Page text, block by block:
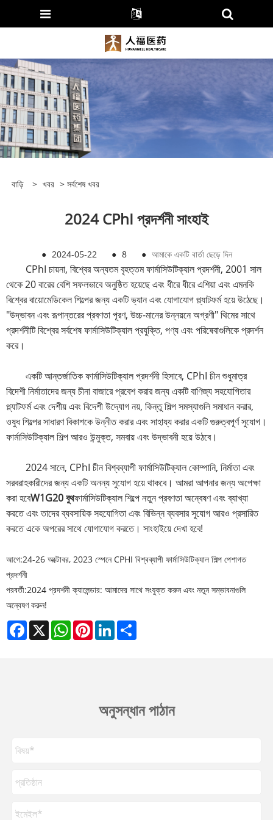
বাড়ি > খবর > সর্বশেষ খবর
2024 CPhI প্রদর্শনী সাংহাই
● 2024-05-22 ● 8 ● আমাকে একটি বার্তা ছেড়ে দিন
CPhI চায়না, বিশ্বের অন্যতম বৃহত্তম ফার্মাসিউটিক্যাল প্রদর্শনী, 2001 সাল
থেকে 20 বারের বেশি সফলভাবে অনুষ্ঠিত হয়েছে এবং ধীরে ধীরে এশিয়া এবং এমনকি
বিশ্বের বায়োমেডিকেল শিল্পের জন্য একটি ভ্যান এবং যোগাযোগ প্ল্যাটফর্ম হয়ে উঠেছে।
"উদ্ভাবন এবং রূপান্তরের প্রবণতা পূরণ, উচ্চ-মানের উন্নয়নে অগ্রণী" থিমের সাথে
প্রদর্শনীটি বিশ্বের সর্বশেষ ফার্মাসিউটিক্যাল প্রযুক্তি, পণ্য এবং পরিষেবাগুলিকে প্রদর্শন
করে।
একটি আন্তর্জাতিক ফার্মাসিউটিক্যাল প্রদর্শনী হিসাবে, CPhI চীন শুধুমাত্র
বিদেশী নির্মাতাদের জন্য চীনা বাজারে প্রবেশ করার জন্য একটি বাণিজ্য সহযোগিতার
প্ল্যাটফর্ম এবং দেশীয় এবং বিদেশী উদ্যোগ নয়, কিন্তু শিল্প সমস্যাগুলি সমাধান করার,
ওষুধ শিল্পের সাধারণ বিকাশকে উন্নীত করার এবং সাহায্য করার একটি গুরুত্বপূর্ণ সুযোগ।
ফার্মাসিউটিক্যাল শিল্প আরও উন্মুক্ত, সমবায় এবং উদ্ভাবনী হয়ে উঠবে।
2024 সালে, CPhI চীন বিশ্বব্যাপী ফার্মাসিউটিক্যাল কোম্পানি, নির্মাতা এবং
সরবরাহকারীদের জন্য একটি অনন্য সুযোগ হয়ে থাকবে। আমরা আপনার জন্য অপেক্ষা
করা হবেW1G20 বুথফার্মাসিউটিক্যাল শিল্পে নতুন প্রবণতা অন্বেষণ এবং ব্যাখ্যা
করতে এবং তাদের ব্যবসায়িক সহযোগিতা এবং বিভিন্ন ব্যবসার সুযোগ আরও প্রসারিত
করতে একে অপরের সাথে যোগাযোগ করতে। সাংহাইয়ে দেখা হবে!
আগে:24-26 অক্টোবর, 2023 স্পেনে CPHI বিশ্বব্যাপী ফার্মাসিউটিক্যাল শিল্প পেশাগত
প্রদর্শনী
পরবর্তী:2024 প্রদর্শনী ক্যালেন্ডার: আমাদের সাথে সংযুক্ত করুন এবং নতুন সম্ভাবনাগুলি
অন্বেষণ করুন!
Facebook
X WhatsAppPinterestLinkedIn
অনুসন্ধান পাঠান